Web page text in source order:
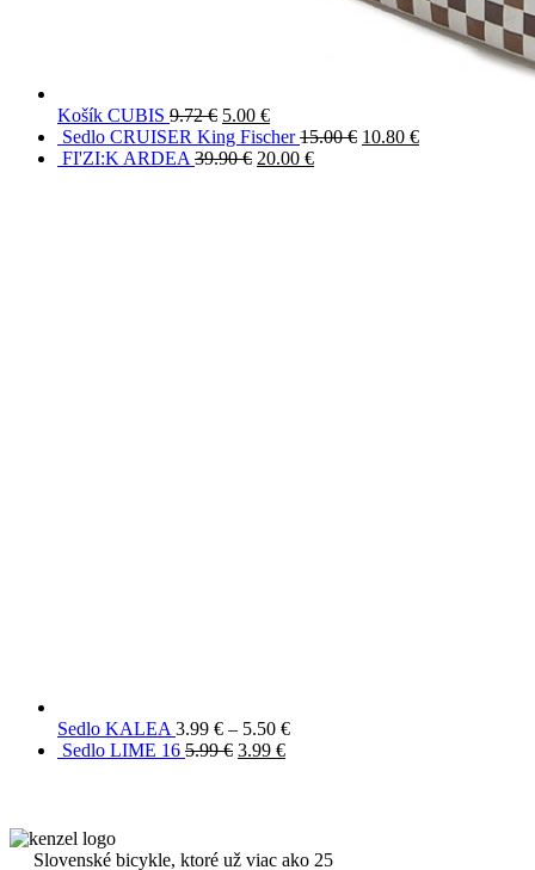
Košík CUBIS 9.72€ 5.00 €
Sedlo CRUISER King Fischer 15.00€ 10.80 €
FI'ZI:K ARDEA 39.90€ 20.00 €
Sedlo KALEA 3.99 € – 5.50 €
Sedlo LIME 16 5.99€ 3.99 €
Slovenské bicykle, ktoré už viac ako 25